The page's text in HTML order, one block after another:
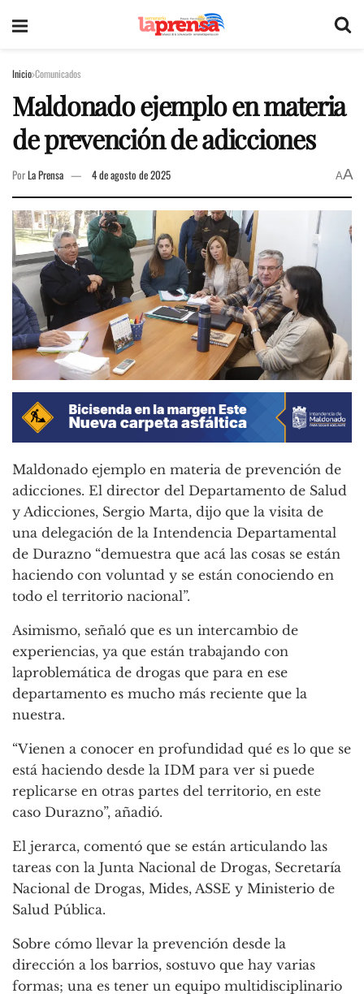
Inicio Comunicados
Maldonado ejemplo en materia
de prevención de adicciones
PorLa Prensa 4 de agosto de 2025 AA
Maldonado ejemplo en materia de prevención de
adicciones. El director del Departamento de Salud
y Adicciones, Sergio Marta, dijo que la visita de
una delegación de la Intendencia Departamental
de Durazno “demuestra que acá las cosas se están
haciendo con voluntad y se están conociendo en
todo el territorio nacional”.
Asimismo, señaló que es un intercambio de
experiencias, ya que están trabajando con
laproblemática de drogas que para en ese
departamento es mucho más reciente que la
nuestra.
“Vienen a conocer en profundidad qué es lo que se
está haciendo desde la IDM para ver si puede
replicarse en otras partes del territorio, en este
caso Durazno”, añadió.
El jerarca, comentó que se están articulando las
tareas con la Junta Nacional de Drogas, Secretaría
Nacional de Drogas, Mides, ASSE y Ministerio de
Salud Pública.
Sobre cómo llevar la prevención desde la
dirección a los barrios, sostuvo que hay varias
formas; una es tener un equipo multidisciplinario